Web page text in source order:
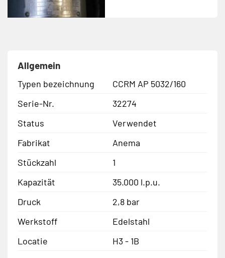
Allgemein
Typen bezeichnung
CCRM AP 5032/160
Serie-Nr.
32274
Status
Verwendet
Fabrikat
Anema
Stückzahl
1
Kapazität
35.000 l.p.u.
Druck
2,8 bar
Werkstoff
Edelstahl
Locatie
H3 - 1B